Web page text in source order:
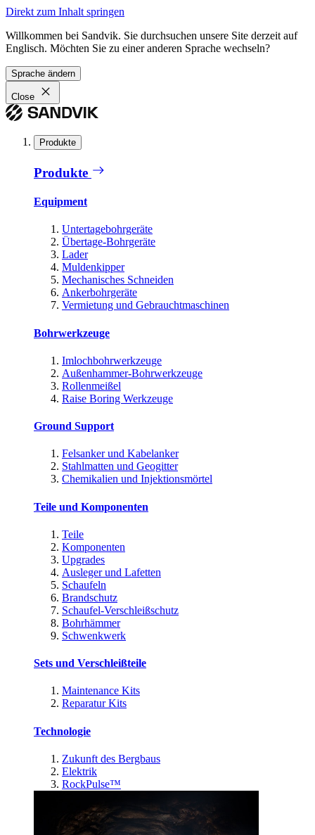
Direkt zum Inhalt springen
Willkommen bei Sandvik. Sie durchsuchen unsere Site derzeit auf
Englisch. Möchten Sie zu einer anderen Sprache wechseln?
Sprache ändern
Close
Produkte
Produkte
Equipment
Untertagebohrgeräte
Übertage-Bohrgeräte
Lader
Muldenkipper
Mechanisches Schneiden
Ankerbohrgeräte
Vermietung und Gebrauchtmaschinen
Bohrwerkzeuge
Imlochbohrwerkzeuge
Außenhammer-Bohrwerkzeuge
Rollenmeißel
Raise Boring Werkzeuge
Ground Support
Felsanker und Kabelanker
Stahlmatten und Geogitter
Chemikalien und Injektionsmörtel
Teile und Komponenten
Teile
Komponenten
Upgrades
Ausleger und Lafetten
Schaufeln
Brandschutz
Schaufel-Verschleißschutz
Bohrhämmer
Schwenkwerk
Sets und Verschleißteile
Maintenance Kits
Reparatur Kits
Technologie
Zukunft des Bergbaus
Elektrik
RockPulse™